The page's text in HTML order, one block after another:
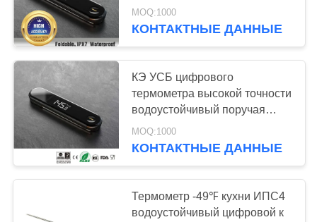
НОВОСТИ
СЛУЧАИ
ЗАПРОСИТЕ
ЦИТАТУ
КАРТА
MOQ:1000
КОНТАКТНЫЕ ДАННЫЕ
КЭ УСБ цифрового
термометра высокой точности
водоустойчивый поручая
уступчивый
MOQ:1000
КОНТАКТНЫЕ ДАННЫЕ
Термометр -49℉ кухни ИПС4
водоустойчивый цифровой к